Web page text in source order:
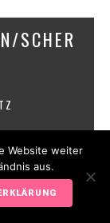
SCHER
Website weiter
aus.